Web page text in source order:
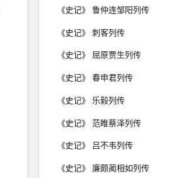
《史记》 鲁仲连邹阳列传
《史记》 刺客列传
《史记》 屈原贾生列传
《史记》 春申君列传
《史记》 乐毅列传
《史记》 范睢蔡泽列传
《史记》 吕不韦列传
《史记》 廉颇蔺相如列传